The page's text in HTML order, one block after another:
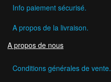
Info paiement sécurisé.
A propos de la livraison.
A propos de nous
Conditions générales de vente.